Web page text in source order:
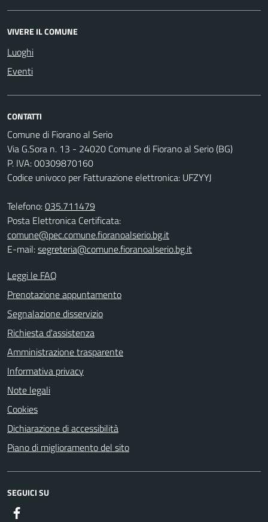
VIVERE IL COMUNE
Luoghi
Eventi
CONTATTI
Comune di Fiorano al Serio
Via G.Sora n. 13 - 24020 Comune di Fiorano al Serio (BG)
P. IVA: 00309870160
Codice univoco per Fatturazione elettronica: UFZYYJ
Telefono:035.711479
Posta Elettronica Certificata:
comune@pec.comune.fioranoalserio.bg.it
E-mail:segreteria@comune.fioranoalserio.bg.it
Leggi le FAQ
Prenotazione appuntamento
Segnalazione disservizio
Richiesta d'assistenza
Amministrazione trasparente
Informativa privacy
Note legali
Cookies
Dichiarazione di accessibilità
Piano di miglioramento del sito
SEGUICI SU